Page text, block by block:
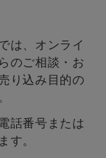
は、オンライ
のご相談・お
り込み目的の
話番号または
す。